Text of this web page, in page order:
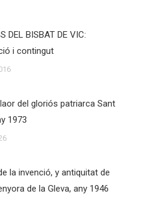
DEL BISBAT DE VIC:
i contingut
del gloriós patriarca Sant
1973
la invenció, y antiquitat de
de la Gleva, any 1946